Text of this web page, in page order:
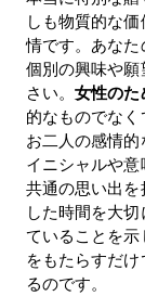
しも物質的な
情です。あな
個別の興味や
さい。女性の
的なものでな
お二人の感情
イニシャルや意
共通の思い出
した時間を大
ていることを
をもたらすだ
るのです。